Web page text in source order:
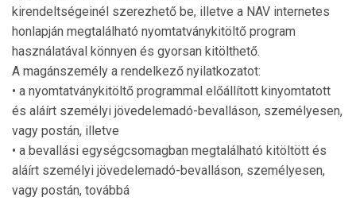
kirendeltségeinél szerezhető be, illetve a NAV internetes
honlapján megtalálható nyomtatványkitöltő program
használatával könnyen és gyorsan kitölthető.
A magánszemély a rendelkező nyilatkozatot:
• a nyomtatványkitöltő programmal előállított kinyomtatott
és aláírt személyi jövedelemadó-bevalláson, személyesen,
vagy postán, illetve
• a bevallási egységcsomagban megtalálható kitöltött és
aláírt személyi jövedelemadó-bevalláson, személyesen,
vagy postán, továbbá